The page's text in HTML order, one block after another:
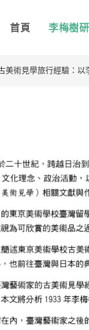
首頁 李梅樹
美術見學旅行經驗：以